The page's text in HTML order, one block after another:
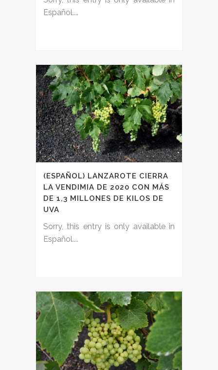
Español....
(ESPAÑOL) LANZAROTE CIERRA
LA VENDIMIA DE 2020 CON MÁS
DE 1,3 MILLONES DE KILOS DE
UVA
Sorry, this entry is only available in
Español....